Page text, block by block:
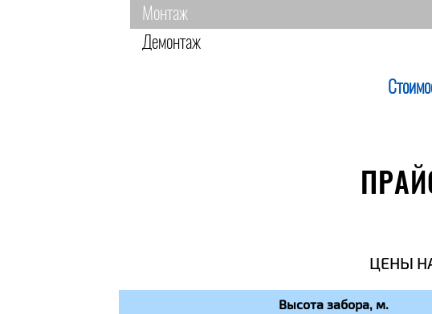
Монтаж
Демонтаж
ЦЕНЫ
Высота забора, м.